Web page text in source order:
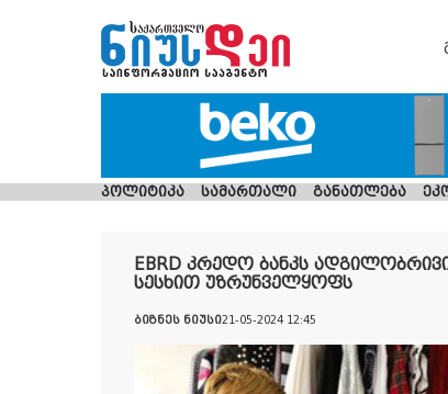
პოლიტიკა სამართალი განათლება
EBRD კრედო ბანკს
სესხით უზრუნველყოფს
ბიზნეს ნიუსი21-05-2024 12:45